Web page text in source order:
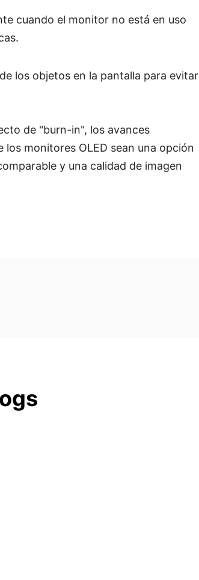
cuando el monitor no está en uso
los objetos en la pantalla para evitar
de "burn-in", los avances
monitores OLED sean una opción
y una calidad de imagen